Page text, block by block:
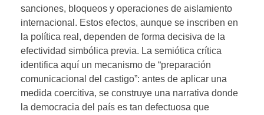
sanciones, bloqueos y operaciones de aislamiento
internacional. Estos efectos, aunque se inscriben en
la política real, dependen de forma decisiva de la
efectividad simbólica previa. La semiótica crítica
identifica aquí un mecanismo de “preparación
comunicacional del castigo”: antes de aplicar una
medida coercitiva, se construye una narrativa donde
la democracia del país es tan defectuosa que